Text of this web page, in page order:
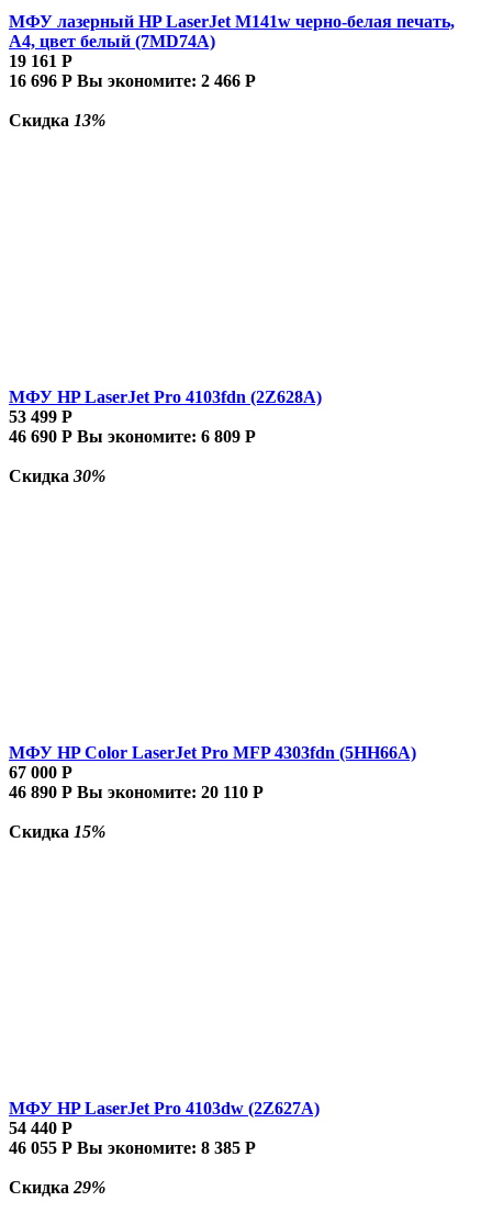
МФУ лазерный HP LaserJet M141w черно-белая печать,
A4, цвет белый (7MD74A)
19 161 Р
16 696 Р Вы экономите: 2 466 Р
Скидка 13%
МФУ HP LaserJet Pro 4103fdn (2Z628A)
53 499 Р
46 690 Р Вы экономите: 6 809 Р
Скидка 30%
МФУ HP Color LaserJet Pro MFP 4303fdn (5HH66A)
67 000 Р
46 890 Р Вы экономите: 20 110 Р
Скидка 15%
МФУ HP LaserJet Pro 4103dw (2Z627A)
54 440 Р
46 055 Р Вы экономите: 8 385 Р
Скидка 29%